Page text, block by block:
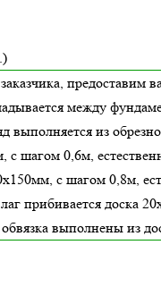
предоставим
между
выполняется из
с шагом 0,6м,
с шагом 0,8м,
прибивается доска
выполнены из